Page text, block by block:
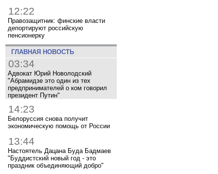
12:22
Правозащитник: финские власти
депортируют российскую
пенсионерку
ГЛАВНАЯ НОВОСТЬ
03:34
Адвокат Юрий Новолодский
"Абрамидзе это один из тех
предпринимателей о ком говорил
президент Путин"
14:23
Белоруссия снова получит
экономическую помощь от России
13:44
Настоятель Дацана Буда Бадмаев
"Буддистский новый год - это
праздник объединяющий добро"